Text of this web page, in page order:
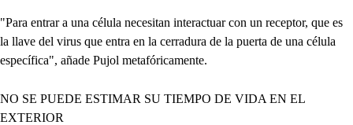
"Para entrar a una célula necesitan interactuar con un receptor, que es
la llave del virus que entra en la cerradura de la puerta de una célula
específica", añade Pujol metafóricamente.
NO SE PUEDE ESTIMAR SU TIEMPO DE VIDA EN EL
EXTERIOR